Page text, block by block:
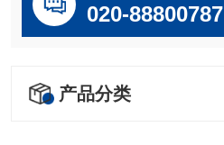
020-88800787
产品分类